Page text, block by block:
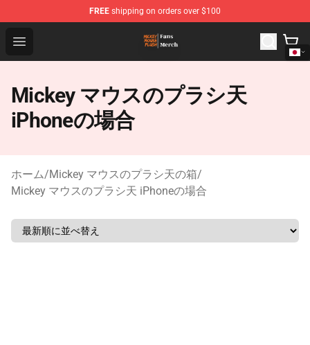
FREE shipping on orders over $100
Open menu
Mickey Mouse Plush Shop - The Best Store of Mickey
Mickey マウスのプラシ天
iPhoneの場合
ホーム/Mickey マウスのプラシ天の箱/
Mickey マウスのプラシ天 iPhoneの場合